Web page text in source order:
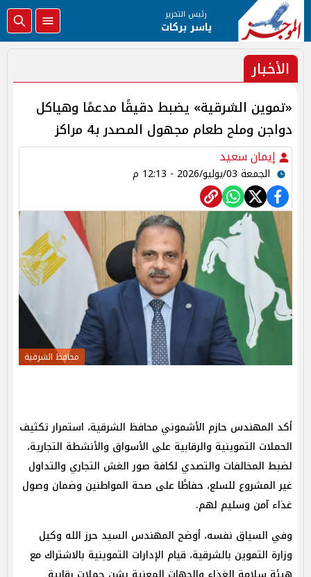
رئيس التحرير
ياسر بركات
الأخبار
«تموين الشرقية» يضبط دقيقًا مدعمًا وهياكل
دواجن وملح طعام مجهول المصدر بـ4 مراكز
إيمان سعيد
الجمعة 03/يوليو/2026 - 12:13 م
محافظ الشرقية
​أكد المهندس حازم الأشموني محافظ الشرقية، استمرار تكثيف
الحملات التموينية والرقابية على الأسواق والأنشطة التجارية،
لضبط المخالفات والتصدي لكافة صور الغش التجاري والتداول
غير المشروع للسلع، حفاظًا على صحة المواطنين وضمان وصول
غذاء آمن وسليم لهم.
وفي السياق نفسه، أوضح المهندس السيد حرز الله وكيل
وزارة التموين بالشرقية، قيام الإدارات التموينية بالاشتراك مع